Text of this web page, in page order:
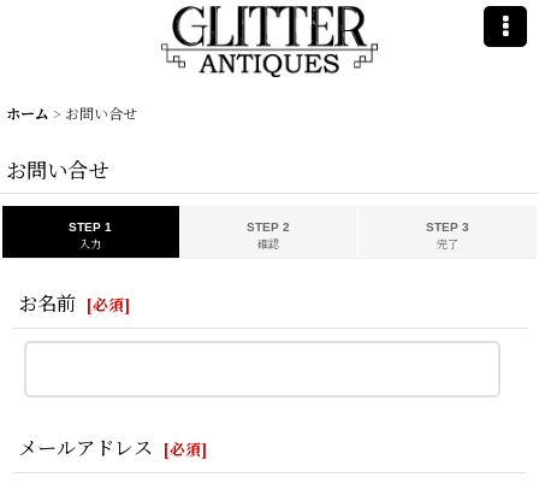
ホーム > お問い合せ
お問い合せ
STEP 1
入力
STEP 2
確認
STEP 3
完了
お名前 [必須]
メールアドレス [必須]